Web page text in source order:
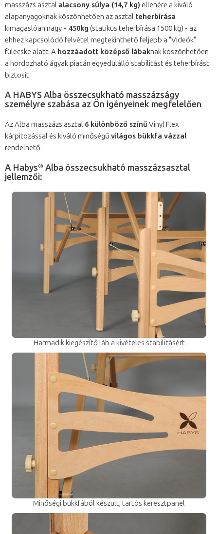
masszázs asztal alacsony súlya (14,7 kg) ellenére a kiváló
alapanyagoknak köszönhetően az asztal teherbírása
kimagaslóan nagy - 450kg (statikus teherbírása 1500 kg) - az
ehhez kapcsolódó felvétel megtekinthető feljebb a "Videók"
fülecske alatt. A hozzáadott középső lábaknak köszönhetően
a hordozható ágyak piacán egyedülálló stabilitást és teherbírást
biztosít.
A HABYS Alba összecsukható masszázságy
személyre szabása az Ön igényeinek megfelelően
Az Alba masszázs asztal 6 különböző színű Vinyl Flex
kárpitozással és kiváló minőségű világos bükkfa vázzal
rendelhető.
A Habys® Alba összecsukható masszázsasztal
jellemzői:
Harmadik kiegészítő láb a kivételes stabilitásért
Minőségi bükkfából készült, tartós keresztpanel